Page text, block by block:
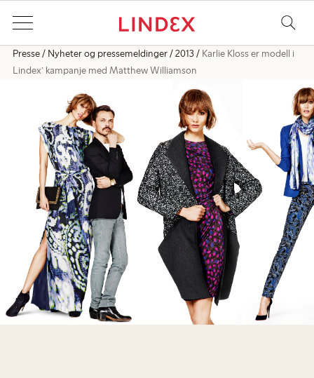
Presse Nyheter og pressemeldinger 2013
Karlie Kloss er modell i
Lindex’ kampanje med Matthew Williamson